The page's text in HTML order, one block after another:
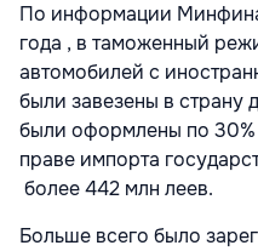
По информации
года , в таможенный
автомобилей с
были завезены в страну
были оформлены по 30%
праве импорта
более 442 млн леев.
Больше всего было